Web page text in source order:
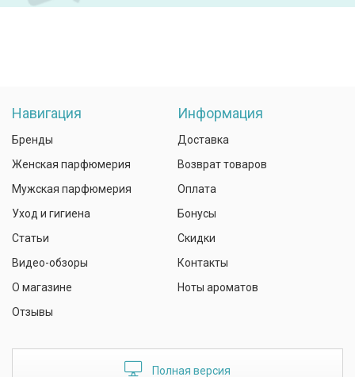
Навигация
Бренды
Женская парфюмерия
Мужская парфюмерия
Уход и гигиена
Статьи
Видео-обзоры
О магазине
Отзывы
Информация
Доставка
Возврат товаров
Оплата
Бонусы
Скидки
Контакты
Ноты ароматов
Полная версия